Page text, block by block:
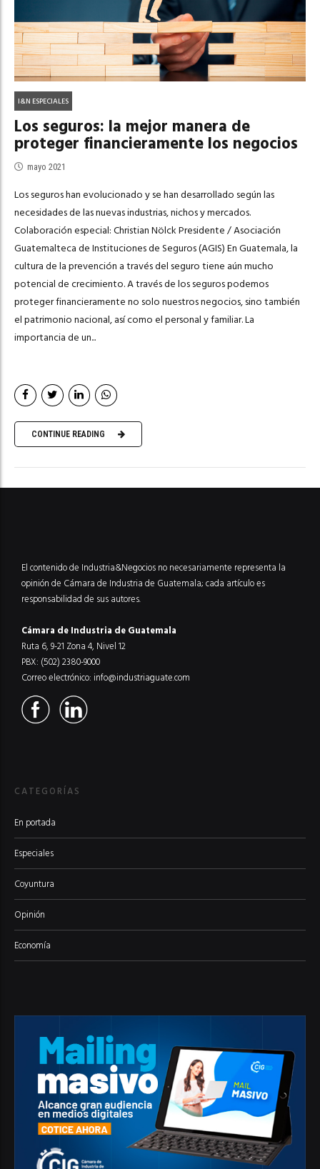
I&N ESPECIALES
Los seguros: la mejor manera de
proteger financieramente los negocios
mayo 2021
Los seguros han evolucionado y se han desarrollado según las
necesidades de las nuevas industrias, nichos y mercados.
Colaboración especial: Christian Nölck Presidente / Asociación
Guatemalteca de Instituciones de Seguros (AGIS) En Guatemala, la
cultura de la prevención a través del seguro tiene aún mucho
potencial de crecimiento. A través de los seguros podemos
proteger financieramente no solo nuestros negocios, sino también
el patrimonio nacional, así como el personal y familiar. La
importancia de un...
CONTINUE READING
El contenido de Industria&Negocios no necesariamente representa la
opinión de Cámara de Industria de Guatemala; cada artículo es
responsabilidad de sus autores.
Cámara de Industria de Guatemala
Ruta 6, 9-21 Zona 4, Nivel 12
PBX: (502) 2380-9000
Correo electrónico: info@industriaguate.com
CATEGORÍAS
En portada
Especiales
Coyuntura
Opinión
Economía